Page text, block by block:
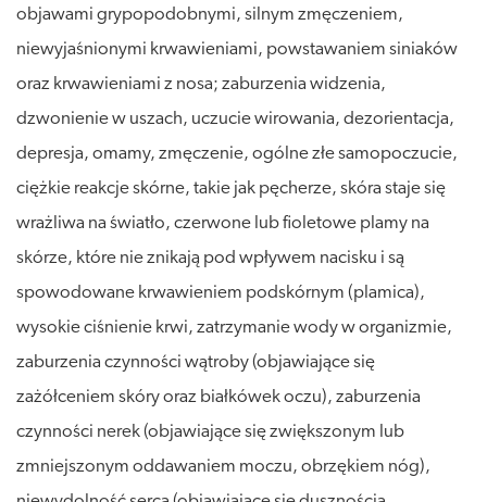
objawami grypopodobnymi, silnym zmęczeniem,
niewyjaśnionymi krwawieniami, powstawaniem siniaków
oraz krwawieniami z nosa; zaburzenia widzenia,
dzwonienie w uszach, uczucie wirowania, dezorientacja,
depresja, omamy, zmęczenie, ogólne złe samopoczucie,
ciężkie reakcje skórne, takie jak pęcherze, skóra staje się
wrażliwa na światło, czerwone lub fioletowe plamy na
skórze, które nie znikają pod wpływem nacisku i są
spowodowane krwawieniem podskórnym (plamica),
wysokie ciśnienie krwi, zatrzymanie wody w organizmie,
zaburzenia czynności wątroby (objawiające się
zażółceniem skóry oraz białkówek oczu), zaburzenia
czynności nerek (objawiające się zwiększonym lub
zmniejszonym oddawaniem moczu, obrzękiem nóg),